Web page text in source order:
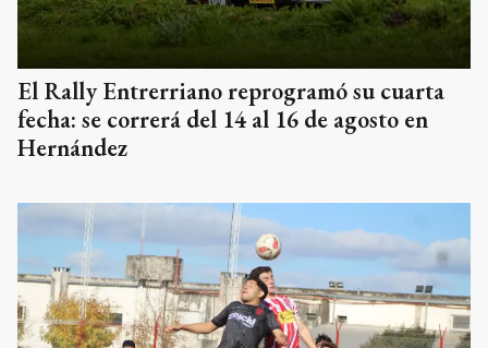
El Rally Entrerriano reprogramó su cuarta
fecha: se correrá del 14 al 16 de agosto en
Hernández